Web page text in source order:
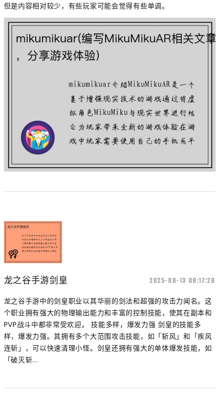
但是内容相对较少，有些玩家可能会觉得有些单调。
龙之谷手游剑皇 2025-08-13 08:17:28
龙之谷手游中的剑皇职业以其华丽的剑法和超强的攻击力闻名。这
个职业拥有强大的物理输出能力和丰富的控制技能，使其在副本和
PVP战斗中都非常受欢迎。 技能多样，爆发力强 剑皇的技能多
样，爆发力强。其拥有多个大范围攻击技能，如「斩风」和「疾风
连斩」，可以快速清理小怪。剑皇还拥有强大的单体爆发技能，如
「破灭斩...